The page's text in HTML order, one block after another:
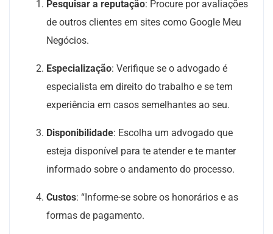
Pesquisar a reputação: Procure por avaliações
de outros clientes em sites como Google Meu
Negócios.
Especialização: Verifique se o advogado é
especialista em direito do trabalho e se tem
experiência em casos semelhantes ao seu.
Disponibilidade: Escolha um advogado que
esteja disponível para te atender e te manter
informado sobre o andamento do processo.
Custos: “Informe-se sobre os honorários e as
formas de pagamento.